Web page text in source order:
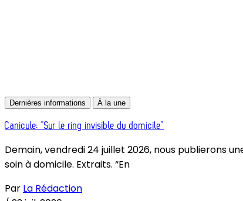
Dernières informations À la une
Canicule: “Sur le ring invisible du domicile”
Demain, vendredi 24 juillet 2026, nous publierons
soin à domicile. Extraits. “En
Par La Rédaction